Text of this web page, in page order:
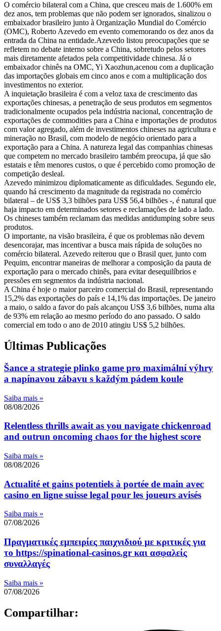
O comércio bilateral com a China, que cresceu mais de 1.600% em
dez anos, tem problemas que não podem ser ignorados, sinalizou o
embaixador brasileiro junto à Organização Mundial do Comércio
(OMC), Roberto Azevedo em evento comemorando os dez anos da
entrada da China na entidade.Azevedo listou preocupações que se
refletem no debate interno sobre a China, sobretudo pelos setores
mais diretamente afetados pela competitividade chinesa. Já o
embaixador chinês na OMC, Yi Xaozhun,acenou com a duplicação
das importações globais em cinco anos e com a multiplicação dos
investimentos no exterior.
A inquietação brasileira é com a veloz taxa de crescimento das
exportações chinesas, a penetração de seus produtos em segmentos
tradicionalmente ocupados pela indústria nacional, concentração de
exportações de commodities para a China e importações de produtos
com valor agregado, além de investimentos chineses na agricultura e
mineração no Brasil, com modelo de negócio orientado para a
exportação para a China. A natureza legal das companhias chinesas
que competem no mercado brasileiro também preocupa, já que são
estatais e têm menores custos, o que é percebido como promoção de
competição desleal.
Azevedo minimizou diplomaticamente as dificuldades. Segundo ele,
quando há crescimento da magnitude da registrada no comércio
bilateral – de US$ 3,3 bilhões para US$ 56,4 bilhões -, é natural que
haja impacto em determinados setores e reclamações de lado a lado.
Os chineses também reclamam das medidas antidumping sobre seus
produtos.
O importante, na visão brasileira, é que os problemas não devem
desencorajar, mas incentivar a busca mais rápida de soluções no
comércio bilateral. Azevedo reiterou que o Brasil quer, junto com
Pequim, encontrar maneiras de melhorar a composição da pauta de
exportação para o mercado chinês, para evitar desequilíbrios e
pressões em segmentos da indústria nacional.
A China é hoje o maior parceiro comercial do Brasil, representando
15,2% das exportações do país e 14,1% das importações. De janeiro
a maio, o saldo a favor do país alcançou US$ 3,6 bilhões, numa alta
de 93% em relação ao mesmo período do ano passado. O saldo
comercial em todo o ano de 2010 atingiu US$ 5,2 bilhões.
Últimas Publicações
Šance a strategie plinko game pro maximální výhry
a napínavou zábavu s každým pádem koule
Saiba mais »
08/08/2026
Relentless thrills await as you navigate chickenroad
and outrun oncoming chaos for the highest score
Saiba mais »
08/08/2026
Actualité et gains potentiels à portée de main avec
casino en ligne suisse legal pour les joueurs avisés
Saiba mais »
07/08/2026
Πραγματικές εμπειρίες παιχνιδιού με κριτικές για
το https://spinational-casinos.gr και ασφαλείς
συναλλαγές
Saiba mais »
07/08/2026
Compartilhar: